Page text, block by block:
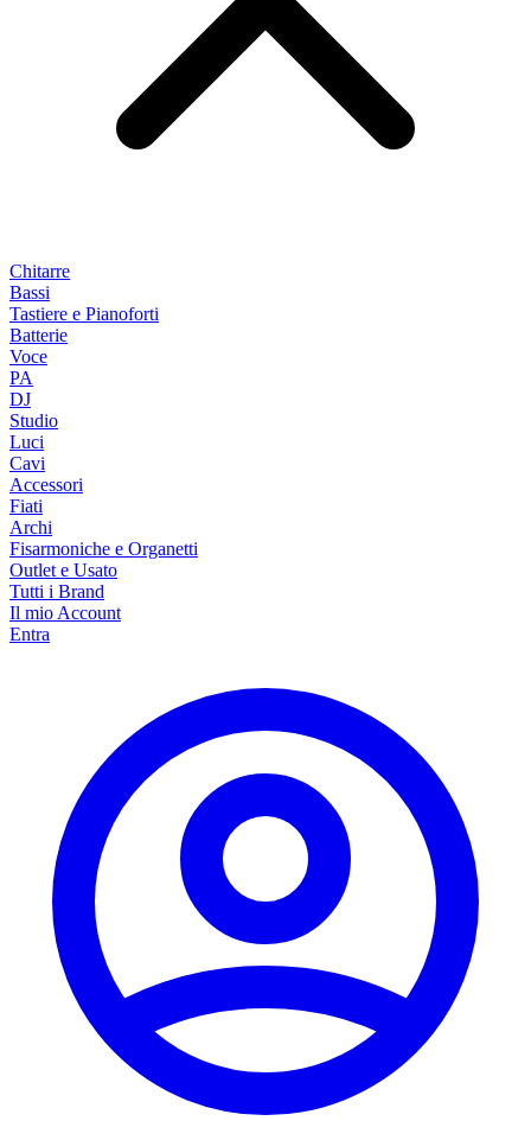
Chitarre
Bassi
Tastiere e Pianoforti
Batterie
Voce
PA
DJ
Studio
Luci
Cavi
Accessori
Fiati
Archi
Fisarmoniche e Organetti
Outlet e Usato
Tutti i Brand
Il mio Account
Entra